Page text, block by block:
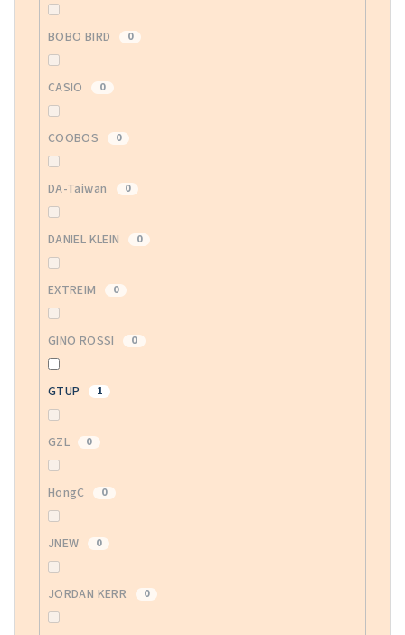
BOBO BIRD 0
CASIO 0
COOBOS 0
DA-Taiwan 0
DANIEL KLEIN 0
EXTREIM 0
GINO ROSSI 0
GTUP 1
GZL 0
HongC 0
JNEW 0
JORDAN KERR 0